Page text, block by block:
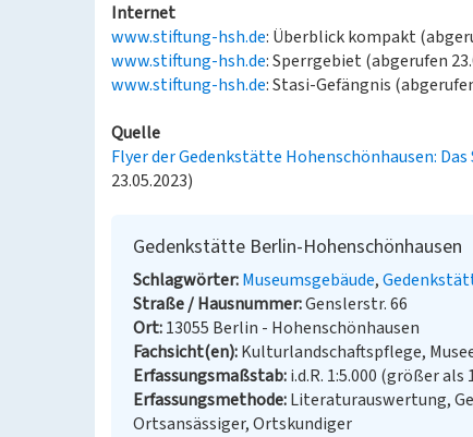
Internet
www.stiftung-hsh.de: Überblick kompakt
www.stiftung-hsh.de: Sperrgebiet (abgerufen
www.stiftung-hsh.de: Stasi-Gefängnis
Quelle
Flyer der Gedenkstätte Hohenschönhausen:
23.05.2023)
Gedenkstätte Berlin-Hohenschönhausen
Schlagwörter Museumsgebäude
Straße / Hausnummer Genslerstr. 66
Ort 13055 Berlin - Hohenschönhausen
Fachsicht(en) Kulturlandschaftspflege,
Erfassungsmaßstab i.d.R. 1:5.000 (größer als
Erfassungsmethode Literaturauswertung,
Ortsansässiger, Ortskundiger